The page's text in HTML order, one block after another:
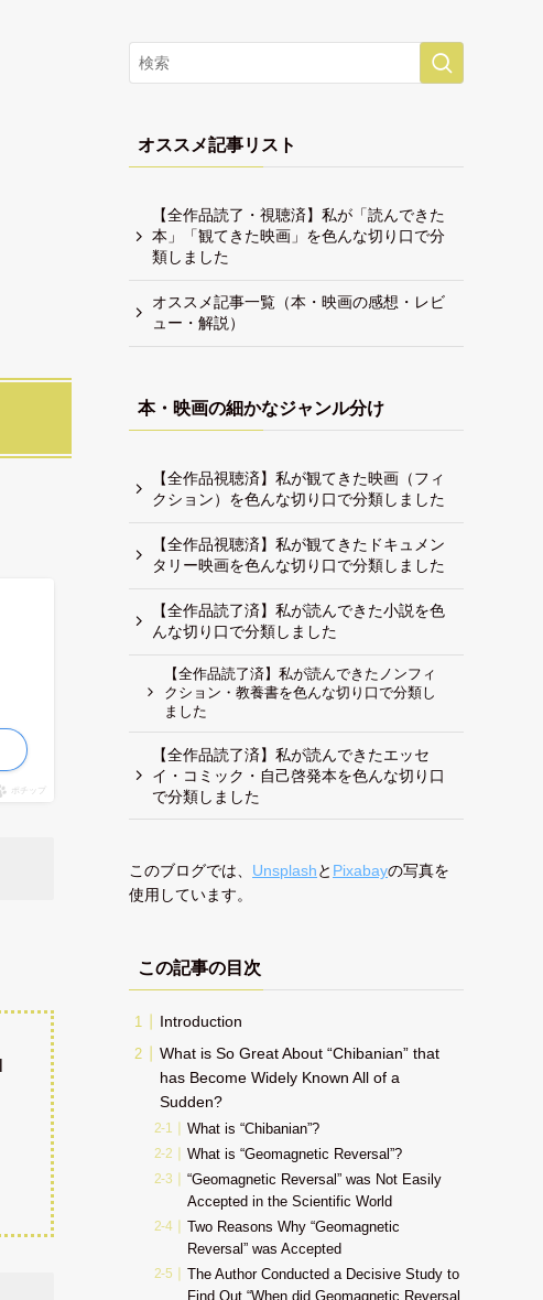
ポチップ
オススメ記事リスト
【全作品読了・視聴済】私が「読んできた
本」「観てきた映画」を色んな切り口で分
類しました
オススメ記事一覧（本・映画の感想・レビ
ュー・解説）
本・映画の細かなジャンル分け
【全作品視聴済】私が観てきた映画（フィ
クション）を色んな切り口で分類しました
【全作品視聴済】私が観てきたドキュメン
タリー映画を色んな切り口で分類しました
【全作品読了済】私が読んできた小説を色
んな切り口で分類しました
【全作品読了済】私が読んできたノンフィ
クション・教養書を色んな切り口で分類し
ました
【全作品読了済】私が読んできたエッセ
イ・コミック・自己啓発本を色んな切り口
で分類しました
このブログでは、 Unsplashと Pixabayの写真を
使用しています。
この記事の目次
Introduction
What is So Great About “Chibanian” that
has Become Widely Known All of a
Sudden?
What is “Chibanian”?
What is “Geomagnetic Reversal”?
“Geomagnetic Reversal” was Not Easily
Accepted in the Scientific World
Two Reasons Why “Geomagnetic
Reversal” was Accepted
The Author Conducted a Decisive Study to
Find Out “When did Geomagnetic Reversal